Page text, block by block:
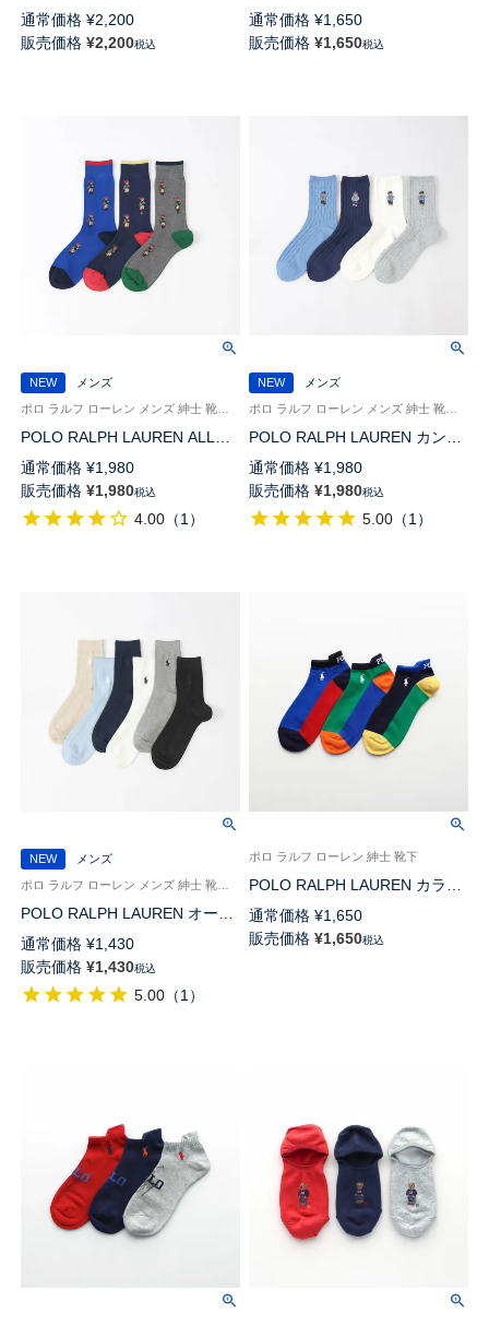
SOCIETY BEAR ポロベア 25cm
クルー丈 ソックス 日本製
02012516
通常価格 ¥2,200
販売価格 ¥2,200税込
の子編み オーガニックコットン
混 マルチPP 20cm ミドル丈 ソ
ックス 02012513
通常価格 ¥1,650
販売価格 ¥1,650税込
NEW
メンズ
POLO RALPH LAUREN ALL
OVERシーズンベア ポロベア
25cm丈 クルー丈 ソックス
02012512
通常価格 ¥1,980
販売価格 ¥1,980税込
4.00 （1）
NEW
メンズ
POLO RALPH LAUREN カント
リーベア刺繍 ポロベア 20cm丈
ソックス【25-27cm】【27-
29cm】 02012511
通常価格 ¥1,980
販売価格 ¥1,980税込
5.00 （1）
NEW
メンズ
POLO RALPH LAUREN オーガ
ニックコットン混 リンクススト
ライプ 20cm ミドル丈 ソックス
【25-27cm】【27-29cm】
02012510
通常価格 ¥1,430
販売価格 ¥1,430税込
5.00 （1）
ポロ ラルフ ローレン 紳士 靴下
POLO RALPH LAUREN カラー
ブロックローカット ワンポイン
ト刺しゅう オーガニックコット
ン混 スニーカー丈 メンズ ソッ
通常価格 ¥1,650
販売価格 ¥1,650税込